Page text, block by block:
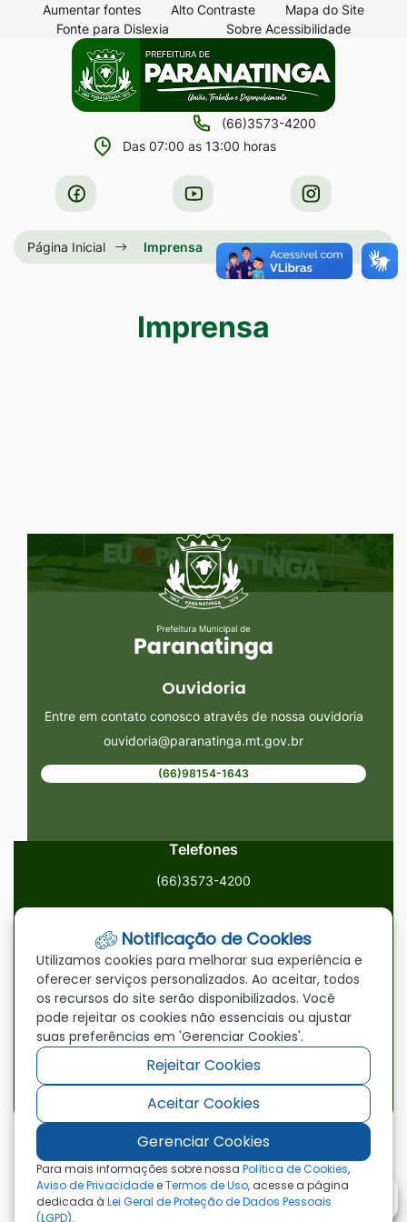
Seção
atalhos
acessibilidade
para
conteúdo
para
menu
[alt+2]
[alt+4]
Aumentar fontes Alto Contraste
Mapa do Site
Fonte para Dislexia
Sobre Acessibilidade
Seção
menu
principal
principal
(66)3573-4200
Das 07:00 as 13:00 horas
Acessar
a
Rede
Acessar
a
Rede
Social
Acessar
a
Rede
Social
Página Inicial Imprensa
Imprensa
Seção do Rodapé e Ouvidoria/
Ouvidoria
Entre em contato conosco através de nossa ouvidoria
ouvidoria@paranatinga.mt.gov.br
(66)98154-1643
Telefones
(66)3573-4200
ouvidoria@paranatinga.mt.gov.br
Localização
Av. Brasil, 1900, Centro, Paranatinga/MT, 78870-000
Redes Sociais
Acessar
a
Rede
Social
Facebook
Acessar
a
Rede
Social
Youtube
Acessar
a
Rede
Social
©2026 - Prefeitura Municipal de Paranatinga - MT
- Todos os direitos reservados
Notificação de Cookies
Utilizamos cookies para melhorar sua experiência e
oferecer serviços personalizados. Ao aceitar, todos
os recursos do site serão disponibilizados. Você
pode rejeitar os cookies não essenciais ou ajustar
suas preferências em 'Gerenciar Cookies'.
Rejeitar Cookies
Aceitar Cookies
Gerenciar Cookies
Para mais informações sobre nossa Política de Cookies,
Aviso de PrivacidadeeTermos de Uso, acesse a página
dedicada à Lei Geral de Proteção de Dados Pessoais
(LGPD).